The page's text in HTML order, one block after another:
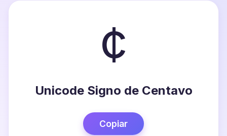
¢
Unicode Signo de Centavo
Copiar